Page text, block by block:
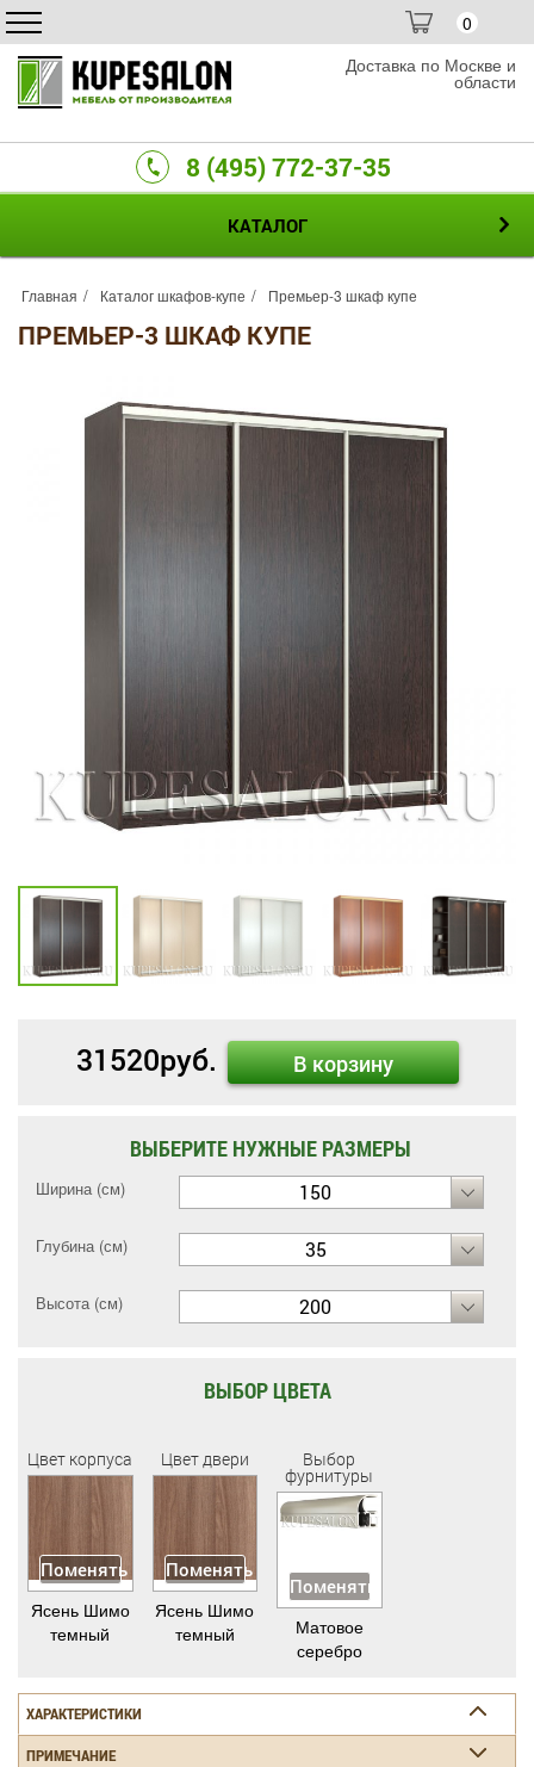
0
Доставка по Москве и
области
8 (495) 772-37-35
КАТАЛОГ
Главная Каталог шкафов-купе Премьер-3 шкаф купе
ПРЕМЬЕР-3 ШКАФ КУПЕ
31520руб. В корзину
ВЫБЕРИТЕ НУЖНЫЕ РАЗМЕРЫ
Ширина (см) 150
Глубина (см) 35
Высота (см) 200
ВЫБОР ЦВЕТА
Цвет корпуса
Поменять
Ясень Шимо
темный
Цвет двери
Поменять
Ясень Шимо
темный
Выбор
фурнитуры
Поменять
Матовое
серебро
ХАРАКТЕРИСТИКИ
ПРИМЕЧАНИЕ